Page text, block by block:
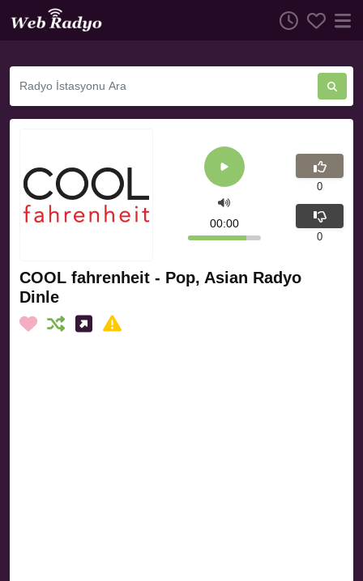
COOL fahrenheit - Pop, Asian Radyo
Dinle
00:00
0
0